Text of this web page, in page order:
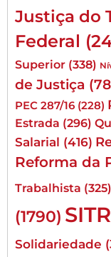
Justiça do
Federal
Superior (338)
de Justiça
PEC 287/16 (228)
Estrada (296)
Salarial (416)
Reforma da
Trabalhista (325)
(1790)
Solidariedade